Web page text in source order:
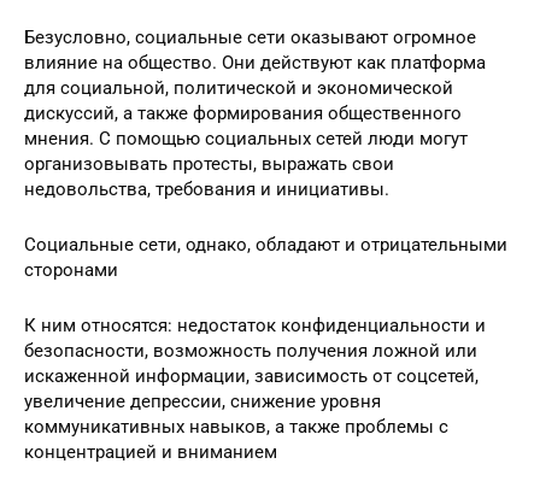
Безусловно, социальные сети оказывают огромное
влияние на общество. Они действуют как платформа
для социальной, политической и экономической
дискуссий, а также формирования общественного
мнения. С помощью социальных сетей люди могут
организовывать протесты, выражать свои
недовольства, требования и инициативы.
Социальные сети, однако, обладают и отрицательными
сторонами
К ним относятся: недостаток конфиденциальности и
безопасности, возможность получения ложной или
искаженной информации, зависимость от соцсетей,
увеличение депрессии, снижение уровня
коммуникативных навыков, а также проблемы с
концентрацией и вниманием